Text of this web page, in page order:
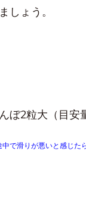
しょう。
ぼ2粒大（目安
で滑りが悪いと感じた